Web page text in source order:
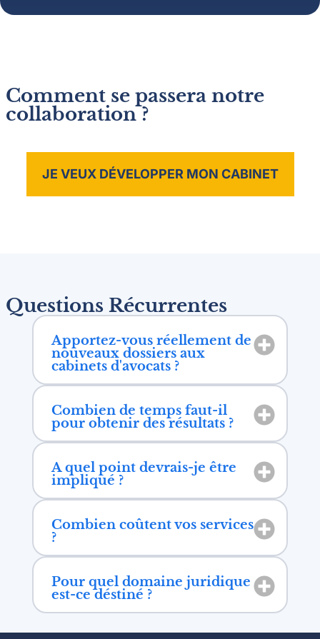
Comment se passera notre
collaboration ?
JE VEUX DÉVELOPPER MON CABINET
Questions Récurrentes
Apportez-vous réellement de
nouveaux dossiers aux
cabinets d'avocats ?
Combien de temps faut-il
pour obtenir des résultats ?
A quel point devrais-je être
impliqué ?
Combien coûtent vos services
?
Pour quel domaine juridique
est-ce déstiné ?